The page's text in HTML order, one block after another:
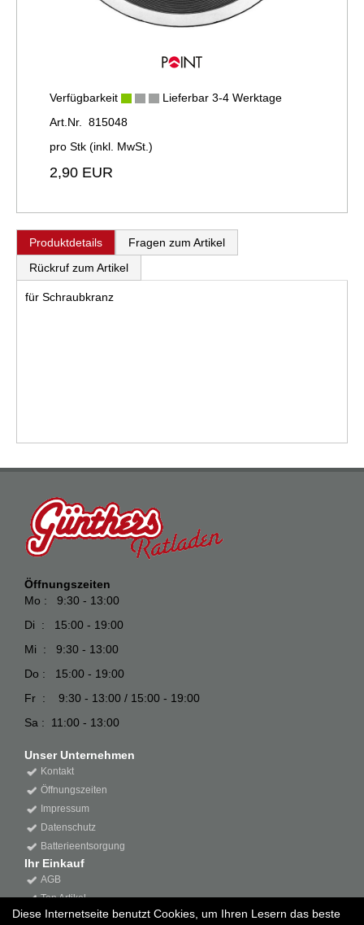
Verfügbarkeit
Lieferbar 3-4 Werktage
Art.Nr. 815048
pro Stk (inkl. MwSt.)
2,90 EUR
Produktdetails
Fragen zum Artikel
Rückruf zum Artikel
für Schraubkranz
Öffnungszeiten
Mo : 9:30 - 13:00
Di : 15:00 - 19:00
Mi : 9:30 - 13:00
Do : 15:00 - 19:00
Fr : 9:30 - 13:00 / 15:00 - 19:00
Sa : 11:00 - 13:00
Unser Unternehmen
Kontakt
Öffnungszeiten
Impressum
Datenschutz
Batterieentsorgung
Ihr Einkauf
AGB
Top Artikel
Diese Internetseite benutzt Cookies, um Ihren Lesern das beste